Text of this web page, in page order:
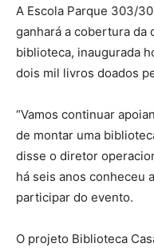
A Escola Parque 303/
ganhará a cobertura da
biblioteca, inaugurada
dois mil livros doados
“Vamos continuar
de montar uma
disse o diretor
há seis anos conheceu
participar do evento.
O projeto Biblioteca